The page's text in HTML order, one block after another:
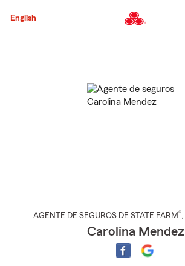
al
principal
English
AGENTE DE SEGUROS DE STATE FARM®,
Carolina Mendez